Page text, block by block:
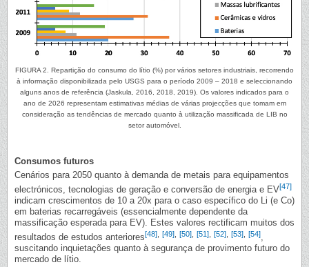
FIGURA 2. Repartição do consumo do lítio (%) por vários setores industriais, recorrendo
à informação disponibilizada pelo USGS para o período 2009 – 2018 e seleccionando
alguns anos de referência (Jaskula, 2016, 2018, 2019). Os valores indicados para o
ano de 2026 representam estimativas médias de várias projecções que tomam em
consideração as tendências de mercado quanto à utilização massificada de LIB no
setor automóvel.
Consumos futuros
Cenários para 2050 quanto à demanda de metais para equipamentos
electrónicos, tecnologias de geração e conversão de energia e EV[47]
indicam crescimentos de 10 a 20x para o caso específico do Li (e Co)
em baterias recarregáveis (essencialmente dependente da
massificação esperada para EV). Estes valores rectificam muitos dos
resultados de estudos anteriores[48] [49] [50] [51] [52] [53] [54],
suscitando inquietações quanto à segurança de provimento futuro do
mercado de lítio.